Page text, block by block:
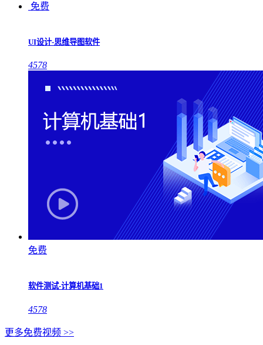
免费
UI设计-思维导图软件
4578
免费
软件测试-计算机基础1
4578
更多免费视频 >>